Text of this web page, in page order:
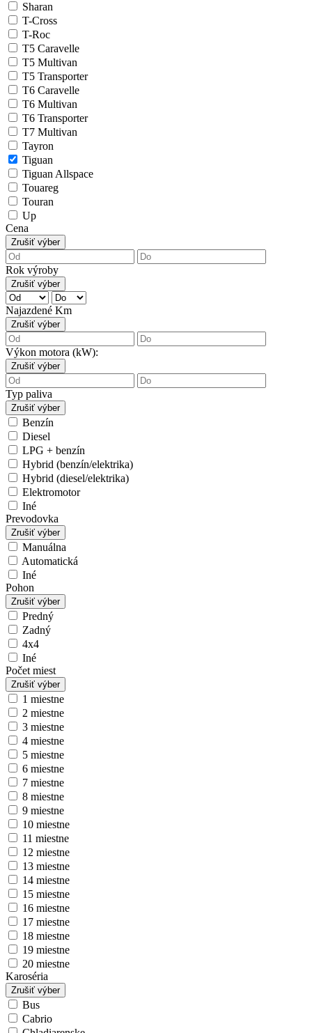
Sharan
T-Cross
T-Roc
T5 Caravelle
T5 Multivan
T5 Transporter
T6 Caravelle
T6 Multivan
T6 Transporter
T7 Multivan
Tayron
Tiguan
Tiguan Allspace
Touareg
Touran
Up
Cena
Zrušiť výber
Rok výroby
Zrušiť výber
Najazdené Km
Zrušiť výber
Výkon motora (kW):
Zrušiť výber
Typ paliva
Zrušiť výber
Benzín
Diesel
LPG + benzín
Hybrid (benzín/elektrika)
Hybrid (diesel/elektrika)
Elektromotor
Iné
Prevodovka
Zrušiť výber
Manuálna
Automatická
Iné
Pohon
Zrušiť výber
Predný
Zadný
4x4
Iné
Počet miest
Zrušiť výber
1 miestne
2 miestne
3 miestne
4 miestne
5 miestne
6 miestne
7 miestne
8 miestne
9 miestne
10 miestne
11 miestne
12 miestne
13 miestne
14 miestne
15 miestne
16 miestne
17 miestne
18 miestne
19 miestne
20 miestne
Karoséria
Zrušiť výber
Bus
Cabrio